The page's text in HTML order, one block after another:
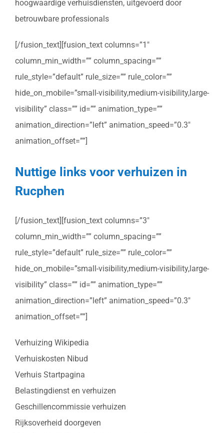
hoogwaardige verhuisdiensten, uitgevoerd door
betrouwbare professionals
[/fusion_text][fusion_text columns=”1″
column_min_width=”” column_spacing=””
rule_style=”default” rule_size=”” rule_color=””
hide_on_mobile=”small-visibility,medium-visibility,large-
visibility” class=”” id=”” animation_type=””
animation_direction=”left” animation_speed=”0.3″
animation_offset=””]
Nuttige links voor verhuizen in
Rucphen
[/fusion_text][fusion_text columns=”3″
column_min_width=”” column_spacing=””
rule_style=”default” rule_size=”” rule_color=””
hide_on_mobile=”small-visibility,medium-visibility,large-
visibility” class=”” id=”” animation_type=””
animation_direction=”left” animation_speed=”0.3″
animation_offset=””]
Verhuizing Wikipedia
Verhuiskosten Nibud
Verhuis Startpagina
Belastingdienst en verhuizen
Geschillencommissie verhuizen
Rijksoverheid doorgeven